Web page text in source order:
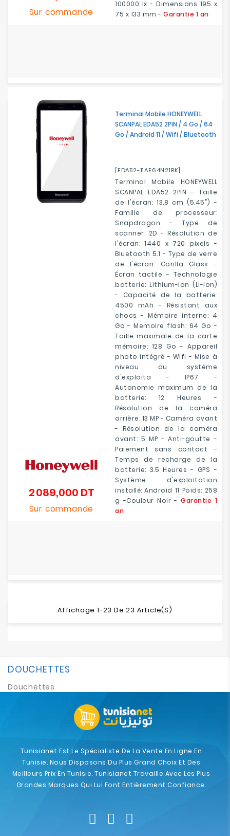
100000 lx - Dimensions 195 x
75 x 133 mm - Garantie 1 an
Sur commande
Terminal Mobile HONEYWELL
SCANPAL EDA52 2PIN / 4 Go / 64
Go / Android 11 / Wifi / Bluetooth
[EDA52-11AE64N21RK]
Terminal Mobile HONEYWELL
SCANPAL EDA52 2PIN - Taille
de l'écran: 13.8 cm (5.45") -
Famille de processeur:
Snapdragon - Type de
scanner: 2D - Résolution de
l'écran: 1440 x 720 pixels -
Bluetooth 5.1 - Type de verre
de l'écran: Gorilla Glass -
Écran tactile - Technologie
batterie: Lithium-Ion (Li-Ion)
- Capacité de la batterie:
4500 mAh - Résistant aux
chocs - Mémoire interne: 4
Go - Memoire flash: 64 Go -
Taille maximale de la carte
mémoire: 128 Go - Appareil
photo intégré - Wifi - Mise à
niveau du système
d'exploita - IP67 -
Autonomie maximum de la
batterie: 12 Heures -
Résolution de la caméra
arrière: 13 MP - Caméra avant
- Résolution de la caméra
avant: 5 MP - Anti-goutte -
Paiement sans contact -
Temps de recharge de la
batterie: 3.5 Heures - GPS -
Système d'exploitation
installé: Android 11 Poids: 258
g -Couleur Noir -Garantie 1
an
2 089,000 DTPrix
Sur commande
Affichage 1-23 De 23 Article(s)
DOUCHETTES
Douchettes
Tunisianet Est Le Spécialiste De La Vente En Ligne En
Tunisie. Nous Disposons Du Plus Grand Choix Et Des
Meilleurs Prix En Tunisie. Tunisianet Travaille Avec Les Plus
Grandes Marques Qui Lui Font Entièrement Confiance.